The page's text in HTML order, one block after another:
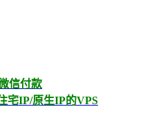
信付款
宅IP/原生IP的VPS